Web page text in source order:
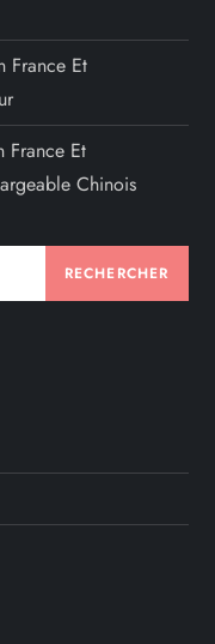
France Et
France Et
Chinois